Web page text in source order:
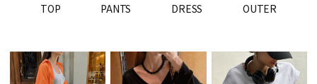
TOP PANTS DRESS OUTER